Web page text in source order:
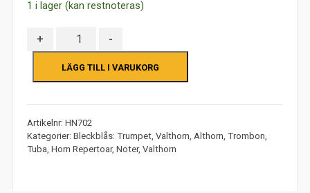
1 i lager (kan restnoteras)
+ Antal -
LÄGG TILL I VARUKORG
Artikelnr: HN702
Kategorier: Bleckblås: Trumpet, Valthorn, Althorn, Trombon,
Tuba, Horn Repertoar, Noter, Valthorn